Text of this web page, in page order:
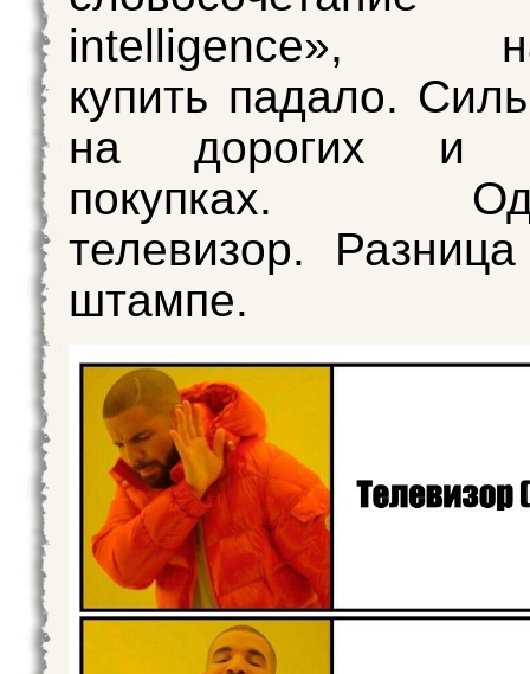
intelligence»,
купить падало.
на дорогих и
покупках.
телевизор.
штампе.